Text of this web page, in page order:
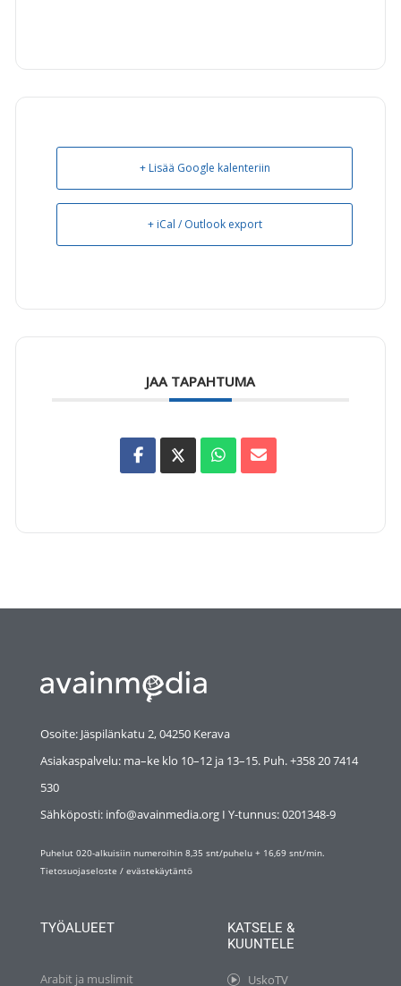
+ Lisää Google kalenteriin
+ iCal / Outlook export
JAA TAPAHTUMA
Osoite: Jäspilänkatu 2, 04250 Kerava
Asiakaspalvelu: ma–ke klo 10–12 ja 13–15. Puh. +358 20 7414
530
Sähköposti: info@avainmedia.org I Y-tunnus:0201348-9
Puhelut 020-alkuisiin numeroihin 8,35 snt/puhelu + 16,69 snt/min.
Tietosuojaseloste / evästekäytäntö
TYÖALUEET
Arabit ja muslimit
KATSELE &
KUUNTELE
UskoTV